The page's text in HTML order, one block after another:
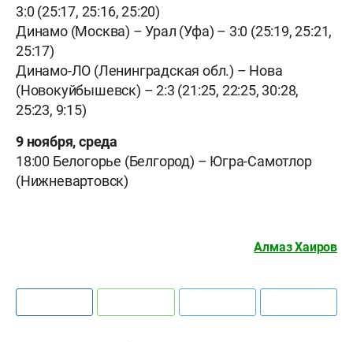
3:0 (25:17, 25:16, 25:20)
Динамо (Москва) – Урал (Уфа) – 3:0 (25:19, 25:21,
25:17)
Динамо-ЛО (Ленинградская обл.) – Нова
(Новокуйбышевск) – 2:3 (21:25, 22:25, 30:28,
25:23, 9:15)
9 ноября, среда
18:00 Белогорье (Белгород) – Югра-Самотлор
(Нижневартовск)
Алмаз Хаиров